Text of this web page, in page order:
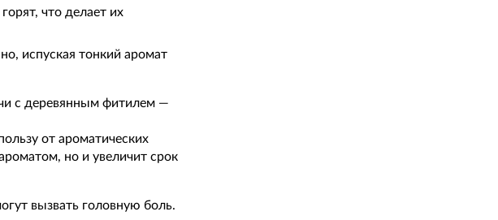
что делает их
испуская тонкий аромат
с деревянным фитилем —
от ароматических
но и увеличит срок
вызвать головную боль.